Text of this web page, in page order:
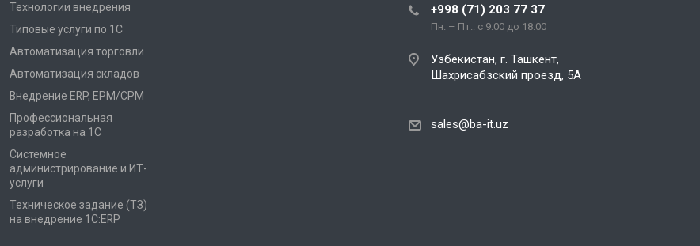
Технологии внедрения
Типовые услуги по 1С
Автоматизация торговли
Автоматизация складов
Внедрение ERP, EPM/CPM
Профессиональная
разработка на 1С
Системное
администрирование и ИТ-
услуги
Техническое задание (ТЗ)
на внедрение 1С:ERP
+998 (71) 203 77 37
Пн. – Пт.: с 9:00 до 18:00
Узбекистан, г. Ташкент,
Шахрисабзский проезд, 5А
sales@ba-it.uz